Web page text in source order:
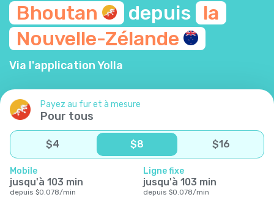
Bhoutan
depuis la
Nouvelle-Zélande
Via l'application Yolla
Payez au fur et à mesure
Pour tous
$4 $8 $16
Mobile
jusqu'à 103 min
depuis $0.078/min
Ligne fixe
jusqu'à 103 min
depuis $0.078/min